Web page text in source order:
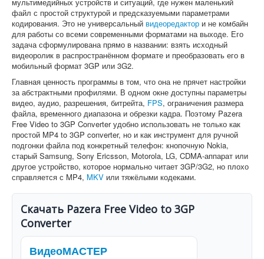
файл с простой структурой и предсказуемыми параметрами
кодирования. Это не универсальный видеоредактор и не комбайн
для работы со всеми современными форматами на выходе. Его
задача сформулирована прямо в названии: взять исходный
видеоролик в распространённом формате и преобразовать его в
мобильный формат 3GP или 3G2.
Главная ценность программы в том, что она не прячет настройки
за абстрактными профилями. В одном окне доступны параметры
видео, аудио, разрешения, битрейта, FPS, ограничения размера
файла, временного диапазона и обрезки кадра. Поэтому Pazera
Free Video to 3GP Converter удобно использовать не только как
простой MP4 to 3GP converter, но и как инструмент для ручной
подгонки файла под конкретный телефон: кнопочную Nokia,
старый Samsung, Sony Ericsson, Motorola, LG, CDMA-аппарат или
другое устройство, которое нормально читает 3GP/3G2, но плохо
справляется с MP4, MKV или тяжёлыми кодеками.
Скачать Pazera Free Video to 3GP
Converter
ВидеоМАСТЕР